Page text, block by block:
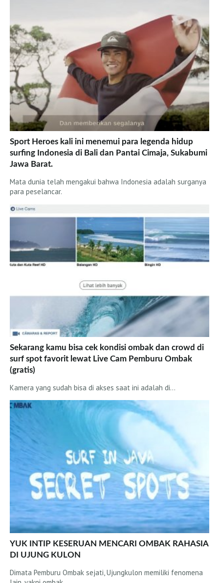
Nihiwatu
Millers Right
Rote
Nembrala
Video
Nasional
Internasional
Wanita
Wawancara
Nasional
Internasional
Wanita
Tips dan Trik
Ocean and Waves
Nasional
Panduan Surfing
Sumatera
Jawa
Bali
Lombok
Sumbawa
Sumba
Rote
PemburuOmbak TV
Konsep
Acara TV Terbaru
Kontak
Email dan Editor Surftotal
Sekolah Surfing
Produsen Surf board
Sport Heroes kali ini menemui para legenda hidup
surfing Indonesia di Bali dan Pantai Cimaja, Sukabumi
Jawa Barat.
Mata dunia telah mengakui bahwa Indonesia adalah surganya
para peselancar.
Sekarang kamu bisa cek kondisi ombak dan crowd di
surf spot favorit lewat Live Cam Pemburu Ombak
(gratis)
Kamera yang sudah bisa di akses saat ini adalah di…
YUK INTIP KESERUAN MENCARI OMBAK RAHASIA
DI UJUNG KULON
Dimata Pemburu Ombak sejati, Ujungkulon memiliki fenomena